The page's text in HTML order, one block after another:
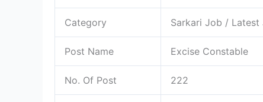
Category Sarkari Job / Latest
Post Name Excise Constable
No. Of Post 222